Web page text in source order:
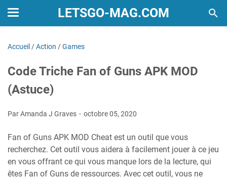
LETSGO-MAG.COM
Accueil /Action /Games
Code Triche Fan of Guns APK MOD
(Astuce)
Par Amanda J Graves octobre 05, 2020
Fan of Guns APK MOD Cheat est un outil que vous
recherchez. Cet outil vous aidera à facilement jouer à ce jeu
en vous offrant ce qui vous manque lors de la lecture, qui
êtes Fan of Guns de ressources. Avec cet outil, vous ne